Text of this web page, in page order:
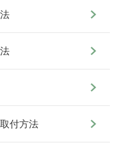
法
付方法